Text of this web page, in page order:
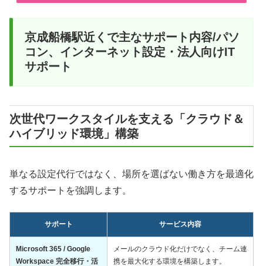
京成船橋駅近くで主なサポート内容/パソ
コン、インターネット設定・法人向けIT
サポート
次世代ワークスタイルを支える「クラウド＆
ハイブリッド環境」構築
単なる設定代行ではなく、場所を選ばない働き方を最適化
するサポートを強調します。
サポート サービス内容
Microsoft 365 / Google
Workspace 完全移行・活
メールのクラウド化だけでなく、チーム連
携を最大化する環境を構築します。